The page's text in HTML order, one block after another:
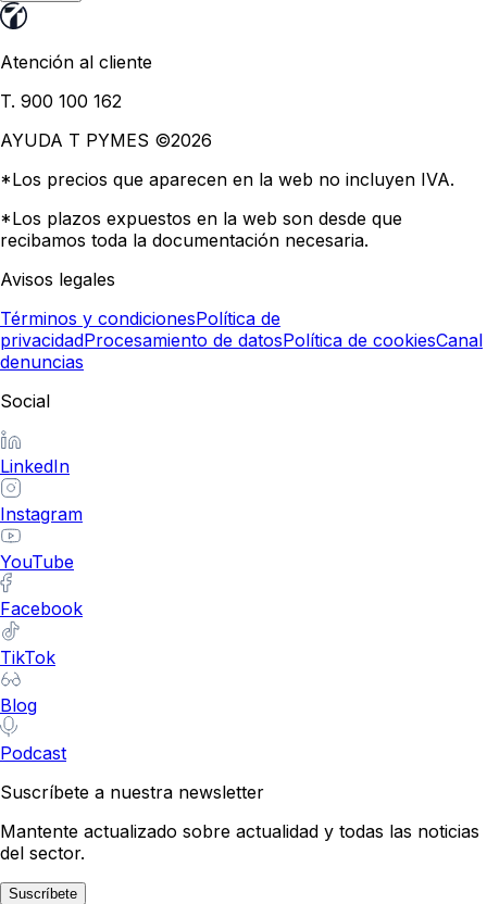
Atención al cliente
T. 900 100 162
AYUDA T PYMES ©2026
*Los precios que aparecen en la web no incluyen IVA.
*Los plazos expuestos en la web son desde que
recibamos toda la documentación necesaria.
Avisos legales
Términos y condicionesPolítica de
privacidadProcesamiento de datosPolítica de cookiesCanal
denuncias
Social
LinkedIn
Instagram
YouTube
Facebook
TikTok
Blog
Podcast
Suscríbete a nuestra newsletter
Mantente actualizado sobre actualidad y todas las noticias
del sector.
Suscríbete